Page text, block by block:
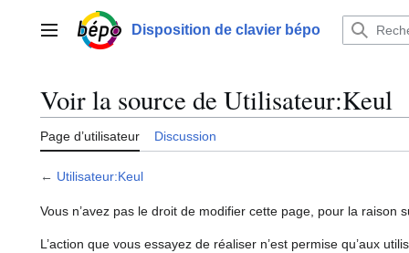
contenuMenu principalDisposition de clavier bépo
Voir la source de Utilisateur:Keul
Page d’utilisateur Discussion
← Utilisateur:Keul
Vous n’avez pas le droit de modifier cette page, pour la raison
L’action que vous essayez de réaliser n’est permise qu’aux